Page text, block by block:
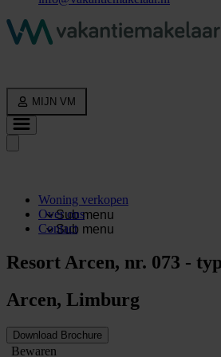
MIJN VM
Woning verkopen
Sub menu
Over ons
Sub menu
Contact
Resort Arcen, nr. 073 -
Arcen, Limburg
Download Brochure
Bewaren